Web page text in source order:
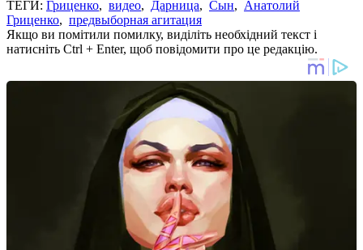
ТЕГИ: Гриценко, видео, Дарница, Сын, Анатолий
Гриценко, предвыборная агитация
Якщо ви помітили помилку, виділіть необхідний текст і
натисніть Ctrl + Enter, щоб повідомити про це редакцію.